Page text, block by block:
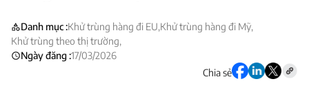
Danh mục :Khử trùng hàng đi EU,Khử trùng hàng đi Mỹ,
Khử trùng theo thị trường,
Ngày đăng :17/03/2026
Chia sẻ